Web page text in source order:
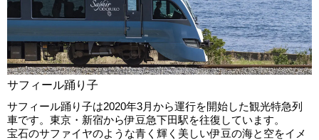
サフィール踊り子
サフィール踊り子は2020年3月から運行を開始した観光特急列
車です。東京・新宿から伊豆急下田駅を往復しています。
宝石のサファイヤのような青く輝く美しい伊豆の海と空をイメ